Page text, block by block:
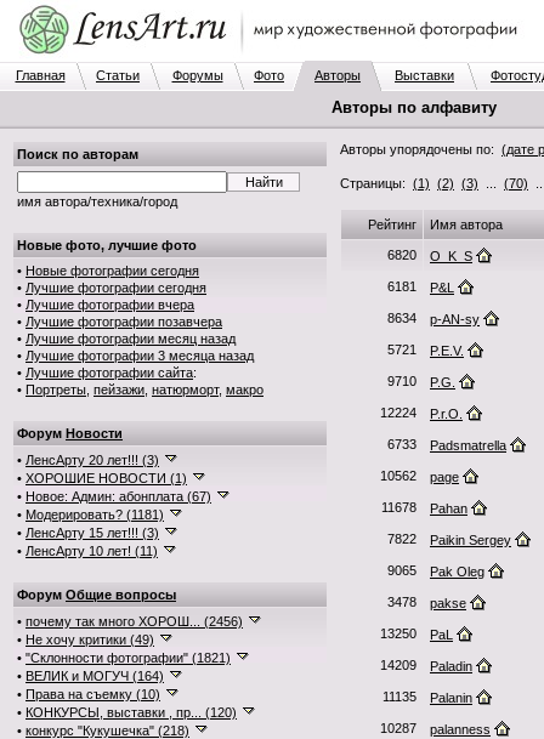
Главная Статьи Форумы Фото Авторы Выставки
Авторы по алфавиту
Поиск по авторам
имя автора/техника/город
Новые фото, лучшие фото
• Новые фотографии сегодня
• Лучшие фотографии сегодня
• Лучшие фотографии вчера
• Лучшие фотографии позавчера
• Лучшие фотографии месяц назад
• Лучшие фотографии 3 месяца назад
• Лучшие фотографии сайта:
• Портреты пейзажи натюрморт, макро
Форум Новости
• ЛенсАрту 20 лет!!! (3)
• ХОРОШИЕ НОВОСТИ (1)
• Новое: Админ: абонплата (67)
• Модерировать? (1181)
• ЛенсАрту 15 лет!!! (3)
• ЛенсАрту 10 лет! (11)
Форум Общие вопросы
• почему так много ХОРОШ... (2456)
• Не хочу критики (49)
• "Склонности фотографии" (1821)
• ВЕЛИК и МОГУЧ (164)
• Права на съемку (10)
• КОНКУРСЫ, выставки , пр... (120)
• конкурс "Кукушечка" (218)
Авторы упорядочены по: (дате
Страницы: (1) (2) (3) (70)
Рейтинг Имя автора
6820 O_K_S
6181 P&L
8634 p-AN-sy
5721 P.E.V.
9710 P.G.
12224 P.r.O.
6733 Padsmatrella
10562 page
11678 Pahan
7822 Paikin Sergey
9065 Pak Oleg
3478 pakse
13250 PaL
14209 Paladin
11135 Palanin
10287 palanness